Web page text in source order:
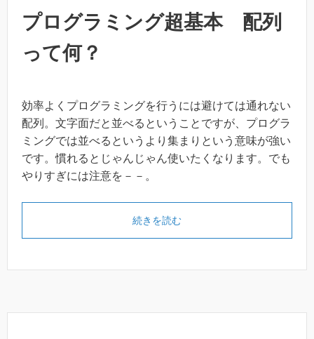
プログラミング超基本 配列
って何？
効率よくプログラミングを行うには避けては通れない
配列。文字面だと並べるということですが、プログラ
ミングでは並べるというより集まりという意味が強い
です。慣れるとじゃんじゃん使いたくなります。でも
やりすぎには注意を－－。
続きを読む